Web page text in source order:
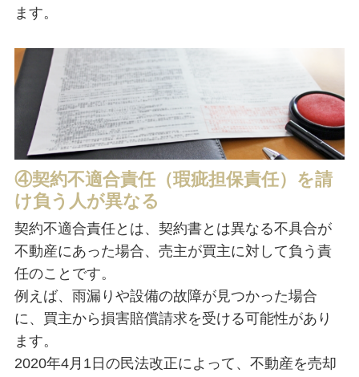
ます。
④契約不適合責任（瑕疵担保責任）を請
け負う人が異なる
契約不適合責任とは、契約書とは異なる不具合が
不動産にあった場合、売主が買主に対して負う責
任のことです。
例えば、雨漏りや設備の故障が見つかった場合
に、買主から損害賠償請求を受ける可能性があり
ます。
2020年4月1日の民法改正によって、不動産を売却